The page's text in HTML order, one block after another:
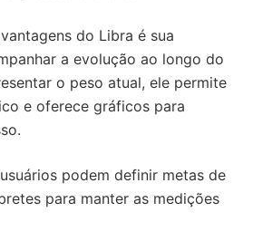
do Libra é sua
a evolução ao longo do
o peso atual, ele permite
e oferece gráficos para
podem definir metas de
para manter as medições